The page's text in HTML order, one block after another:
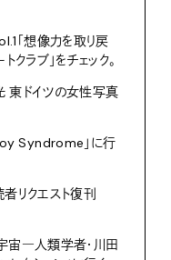
想像力を取り戻
クラブ」をチェック。
東ドイツの女性写真
Syndrome」に行
リクエスト復刊
宇宙―人類学者・川田